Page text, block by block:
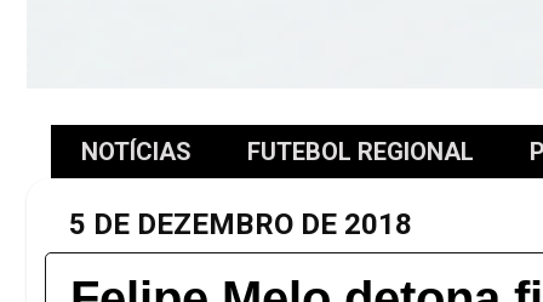
NOTÍCIAS FUTEBOL REGIONAL
5 DE DEZEMBRO DE 2018